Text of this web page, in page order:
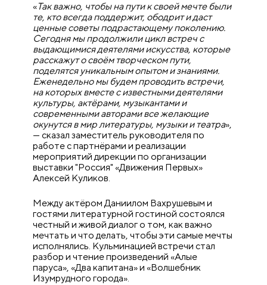
«Так важно, чтобы на пути к своей мечте были
те, кто всегда поддержит, ободрит и даст
ценные советы подрастающему поколению.
Сегодня мы продолжили цикл встреч с
выдающимися деятелями искусства, которые
расскажут о своём творческом пути,
поделятся уникальным опытом и знаниями.
Еженедельно мы будем проводить встречи,
на которых вместе с известными деятелями
культуры, актёрами, музыкантами и
современными авторами все желающие
окунутся в мир литературы, музыки и театра»,
— сказал заместитель руководителя по
работе с партнёрами и реализации
мероприятий дирекции по организации
выставки "Россия" «Движения Первых»
Алексей Куликов.
Между актёром Даниилом Вахрушевым и
гостями литературной гостиной состоялся
честный и живой диалог о том, как важно
мечтать и что делать, чтобы эти самые мечты
исполнялись. Кульминацией встречи стал
разбор и чтение произведений «Алые
паруса», «Два капитана» и «Волшебник
Изумрудного города».